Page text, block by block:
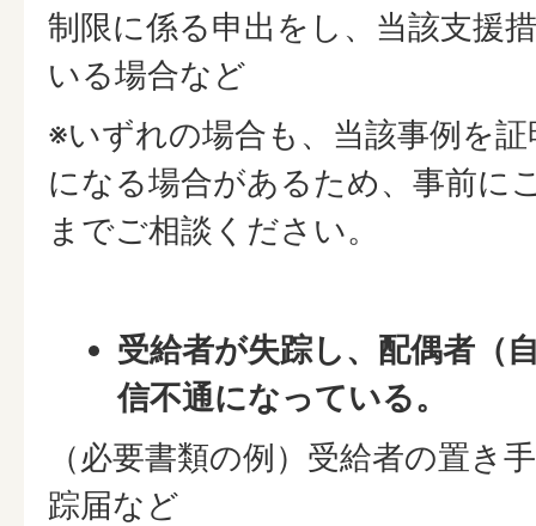
制限に係る申出をし、当該支援
いる場合など
※いずれの場合も、当該事例を
になる場合があるため、事前に
までご相談ください。
受給者が失踪し、配偶者（
信不通になっている。
（必要書類の例）受給者の置き
踪届など